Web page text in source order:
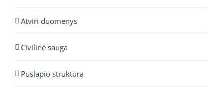
Atviri duomenys
Civilinė sauga
Puslapio struktūra